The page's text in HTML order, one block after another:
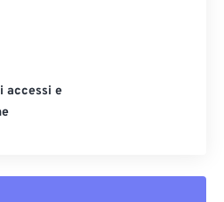
accessi e